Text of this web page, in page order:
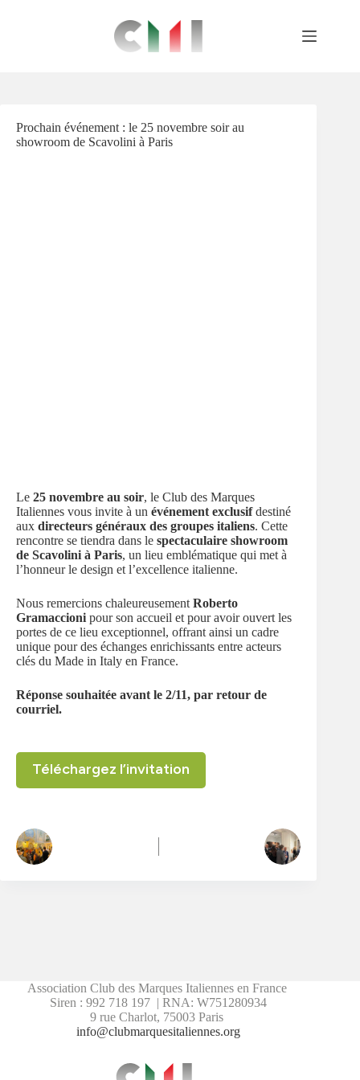
Prochain événement : le 25 novembre soir au
showroom de Scavolini à Paris
Le 25 novembre au soir, le Club des Marques
Italiennes vous invite à un événement exclusifdestiné
aux directeurs généraux des groupes italiens. Cette
rencontre se tiendra dans le spectaculaire showroom
de Scavolini à Paris, un lieu emblématique qui met à
l’honneur le design et l’excellence italienne.
Nous remercions chaleureusement Roberto
Gramaccioni pour son accueil et pour avoir ouvert les
portes de ce lieu exceptionnel, offrant ainsi un cadre
unique pour des échanges enrichissants entre acteurs
clés du Made in Italy en France.
Réponse souhaitée avant le 2/11, par retour de
courriel.
Téléchargez l’invitation
Association Club des Marques Italiennes en France
Siren : 992 718 197 | RNA: W751280934
9 rue Charlot, 75003 Paris
info@clubmarquesitaliennes.org